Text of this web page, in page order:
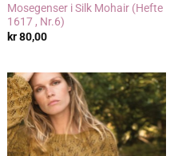
Mosegenser i Silk Mohair (Hefte
1617 , Nr.6)
kr80,00